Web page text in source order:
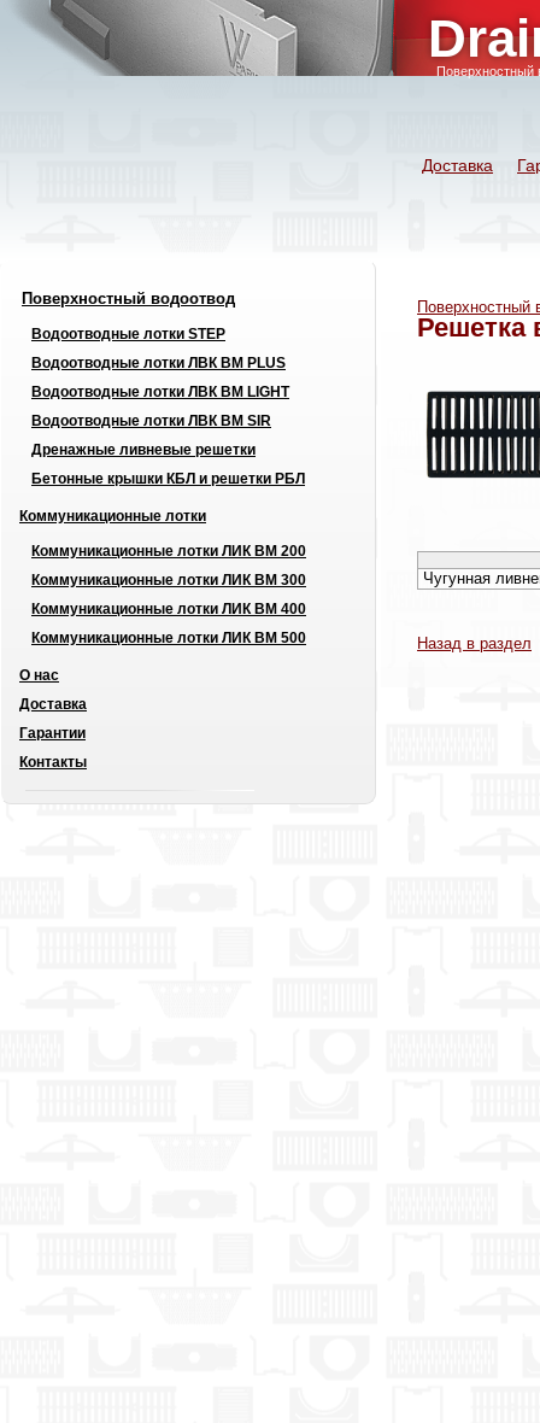
Поверхностный
Доставка
Поверхностный водоотвод
Водоотводные лотки STEP
Водоотводные лотки ЛВК ВМ PLUS
Водоотводные лотки ЛВК ВМ LIGHT
Водоотводные лотки ЛВК ВМ SIR
Дренажные ливневые решетки
Бетонные крышки КБЛ и решетки РБЛ
Коммуникационные лотки
Коммуникационные лотки ЛИК ВМ 200
Коммуникационные лотки ЛИК ВМ 300
Коммуникационные лотки ЛИК ВМ 400
Коммуникационные лотки ЛИК ВМ 500
О нас
Доставка
Гарантии
Контакты
Поверхностный
Решетка
Чугунная
Назад в раздел